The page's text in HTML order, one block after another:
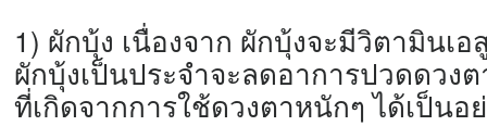
1) ผักบุ้ง เนื่องจาก ผักบุ้งจะมีวิตามินเ
ผักบุ้งเป็นประจำจะลดอาการปวดดวง
ที่เกิดจากการใช้ดวงตาหนักๆ ได้เป็นอ